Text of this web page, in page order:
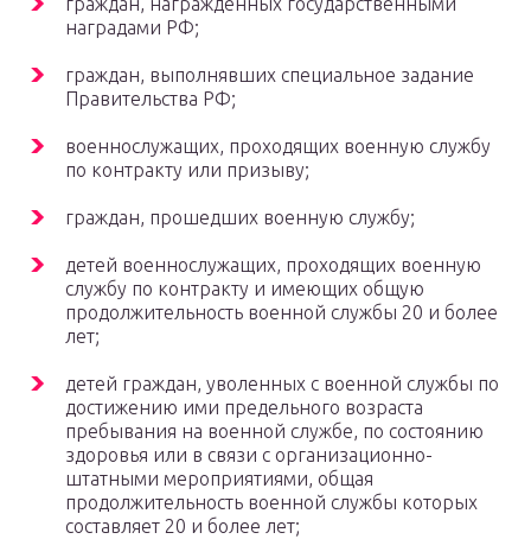
наградами РФ;
граждан, выполнявших специальное задание
Правительства РФ;
военнослужащих, проходящих военную службу
по контракту или призыву;
граждан, прошедших военную службу;
детей военнослужащих, проходящих военную
службу по контракту и имеющих общую
продолжительность военной службы 20 и более
лет;
детей граждан, уволенных с военной службы по
достижению ими предельного возраста
пребывания на военной службе, по состоянию
здоровья или в связи с организационно-
штатными мероприятиями, общая
продолжительность военной службы которых
составляет 20 и более лет;